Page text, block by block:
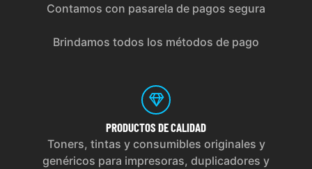
Contamos con pasarela de pagos segura
Brindamos todos los métodos de pago
PRODUCTOS DE CALIDAD
Toners, tintas y consumibles originales y
genéricos para impresoras, duplicadores y